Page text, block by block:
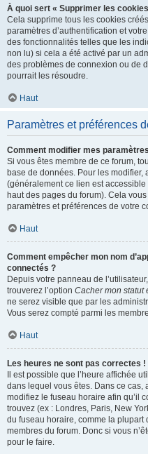
À quoi sert « Supprimer les
Cela supprime tous les cookies
paramètres d’authentification et
des fonctionnalités telles que les
non lu) si cela a été activé par un
des problèmes de connexion ou de
pourrait les résoudre.
Haut
Paramètres et préférences
Comment modifier mes
Si vous êtes membre de ce forum,
base de données. Pour les modifier,
(généralement ce lien est
haut des pages du forum). Cela
paramètres et préférences de votre
Haut
Comment empêcher mon nom
connectés ?
Depuis votre panneau de
trouverez l’option Cacher mon statut
ne serez visible que par les
Vous serez compté parmi les
Haut
Les heures ne sont pas correctes !
Il est possible que l’heure affichée
dans lequel vous êtes. Dans ce cas,
modifiez le fuseau horaire afin qu’il
trouvez (ex : Londres, Paris, New
du fuseau horaire, comme la plupart
membres du forum. Donc si vous
pour le faire.